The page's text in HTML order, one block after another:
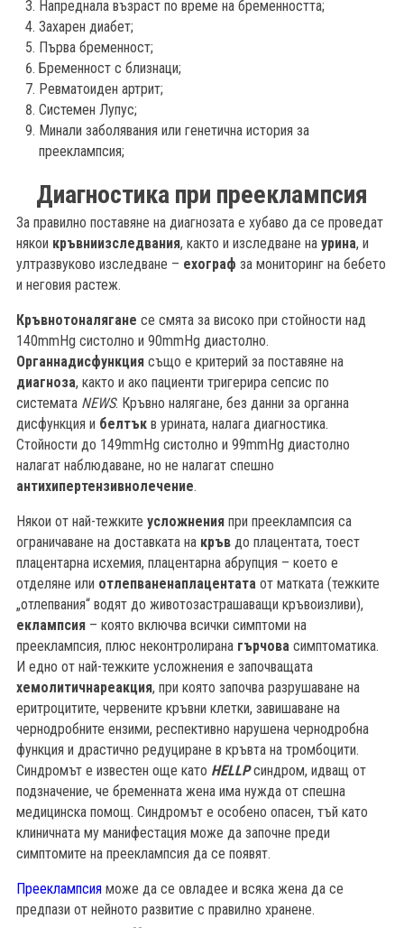
Напреднала възраст по време на бременността;
Захарен диабет;
Първа бременност;
Бременност с близнаци;
Ревматоиден артрит;
Системен Лупус;
Минали заболявания или генетична история за
прееклампсия;
Диагностика при прееклампсия
За правилно поставяне на диагнозата е хубаво да се проведат
някои кръвниизследвания, както и изследване на урина, и
ултразвуково изследване – ехограф за мониторинг на бебето
и неговия растеж.
Кръвнотоналягане се смята за високо при стойности над
140mmHg систолно и 90mmHg диастолно.
Органнадисфункциясъщо е критерий за поставяне на
диагноза, както и ако пациенти тригерира сепсис по
системата NEWS. Кръвно налягане, без данни за органна
дисфункция и белтъкв урината, налага диагностика.
Стойности до 149mmHg систолно и 99mmHg диастолно
налагат наблюдаване, но не налагат спешно
антихипертензивнолечение.
Някои от най-тежките усложненияпри прееклампсия са
ограничаване на доставката на кръвдо плацентата, тоест
плацентарна исхемия, плацентарна абрупция – което е
отделяне или отлепваненаплацентатаот матката (тежките
„отлепвания“ водят до животозастрашаващи кръвоизливи),
еклампсия– която включва всички симптоми на
прееклампсия, плюс неконтролирана гърчовасимптоматика.
И едно от най-тежките усложнения е започващата
хемолитичнареакция, при която започва разрушаване на
еритроцитите, червените кръвни клетки, завишаване на
чернодробните ензими, респективно нарушена чернодробна
функция и драстично редуциране в кръвта на тромбоцити.
Синдромът е известен още като HELLPсиндром, идващ от
подзначение, че бременната жена има нужда от спешна
медицинска помощ. Синдромът е особено опасен, тъй като
клиничната му манифестация може да започне преди
симптомите на прееклампсия да се появят.
Прееклампсияможе да се овладее и всяка жена да се
предпази от нейното развитие с правилно хранене.